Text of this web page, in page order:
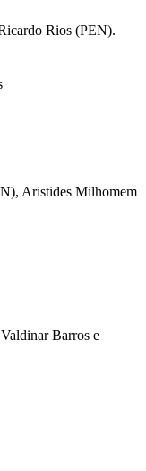
Rios (PEN).
Aristides Milhomem
Barros e